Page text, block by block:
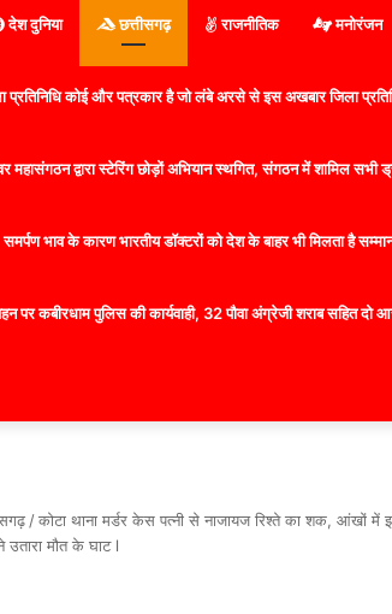
देश दुनिया छत्तीसगढ़ राजनीतिक मनोरंजन
प्रतिनिधि कोई और पत्रकार है जो लंबे अरसे से इस अखबार जिला
महासंगठन द्वारा स्टेरिंग छोड़ों अभियान स्थगित, संगठन में शामिल सभी
समर्पण भाव के कारण भारतीय डॉक्टरों को देश के बाहर भी मिलता है
पर कबीरधाम पुलिस की कार्यवाही, 32 पौवा अंग्रेजी शराब सहित दो
/कोटा थाना मर्डर केस पत्नी से नाजायज रिश्ते का शक, आंखों में
मौत के घाट l